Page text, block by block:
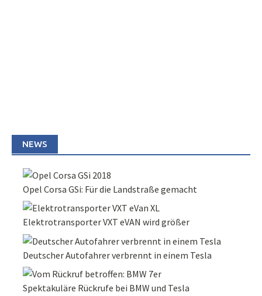
NEWS
Opel Corsa GSi: Für die Landstraße gemacht
Elektrotransporter VXT eVAN wird größer
Deutscher Autofahrer verbrennt in einem Tesla
Spektakuläre Rückrufe bei BMW und Tesla